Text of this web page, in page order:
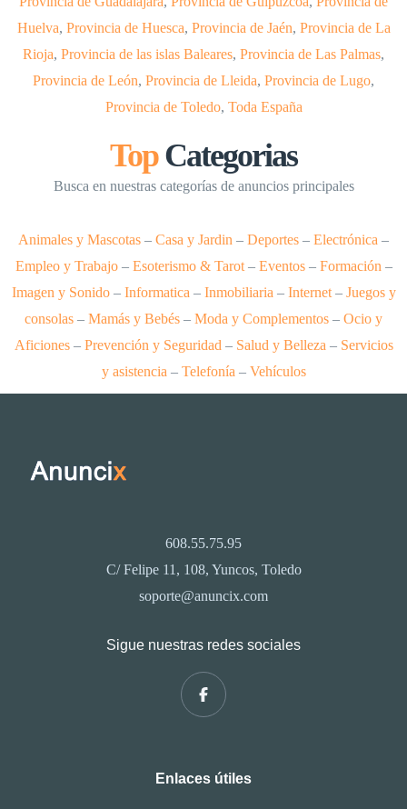
Huelva, Provincia de Huesca, Provincia de Jaén, Provincia de La
Rioja, Provincia de las islas Baleares, Provincia de Las Palmas,
Provincia de León, Provincia de Lleida, Provincia de Lugo,
Provincia de Toledo, Toda España
TopCategorias
Busca en nuestras categorías de anuncios principales
Animales y Mascotas – Casa y Jardin – Deportes – Electrónica –
Empleo y Trabajo– Esoterismo & Tarot– Eventos– Formación –
Imagen y Sonido– Informatica – Inmobiliaria – Internet– Juegos y
consolas – Mamás y Bebés – Moda y Complementos – Ocio y
Aficiones– Prevención y Seguridad – Salud y Belleza – Servicios
y asistencia – Telefonía – Vehículos
608.55.75.95
C/ Felipe 11, 108, Yuncos, Toledo
soporte@anuncix.com
Sigue nuestras redes sociales
Enlaces útiles